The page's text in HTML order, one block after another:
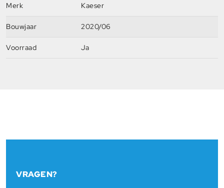
Merk Kaeser
Bouwjaar 2020/06
Voorraad Ja
VRAGEN?